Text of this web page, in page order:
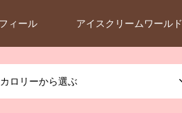
ィール アイスクリームワールド
カロリーから選ぶ